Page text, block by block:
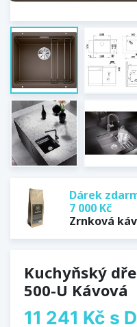
Dárek
7 000 Kč
Zrnková
Kuchyňský
500-U Kávová
11 241 Kč s